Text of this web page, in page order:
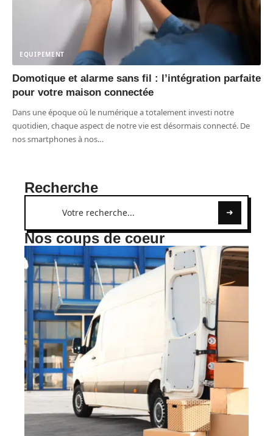
EQUIPEMENT
Domotique et alarme sans fil : l’intégration parfaite
pour votre maison connectée
Dans une époque où le numérique a totalement investi notre
quotidien, chaque aspect de notre vie est désormais connecté. De
nos smartphones à nos…
Recherche
Nos coups de coeur